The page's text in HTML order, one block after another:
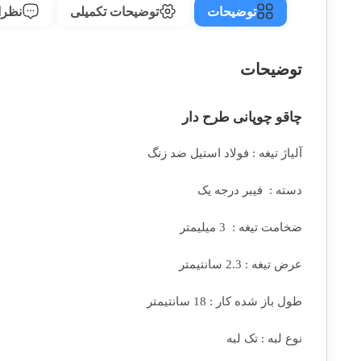
توضیحات توضیحات تکمیلی
توضیحات
چاقو چوپانی طرح دار
آلیاژ تیغه : فولاد استیل ضد زنگ
دسته : فیبر درجه یک
ضخامت تیغه : 3 میلیمتر
عرض تیغه : 2.3 سانتیمتر
طول باز شده کار : 18 سانتیمتر
نوع لبه : تک لبه